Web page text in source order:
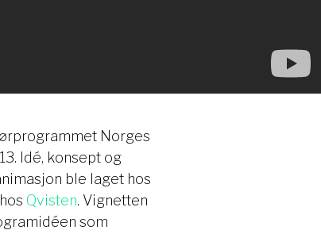
Norges
Idé, konsept og
ble laget hos
Qvisten. Vignetten
som